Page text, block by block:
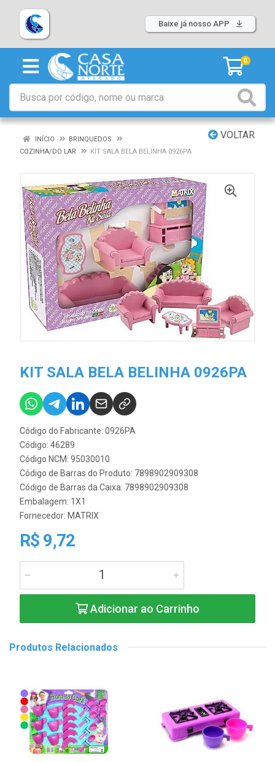
Baixe já nosso APP
0
VOLTAR
INÍCIO
BRINQUEDOS
COZINHA/DO LAR
KIT SALA BELA BELINHA 0926PA
KIT SALA BELA BELINHA 0926PA
Código do Fabricante: 0926PA
Código: 46289
Código NCM: 95030010
Código de Barras do Produto: 7898902909308
Código de Barras da Caixa: 7898902909308
Embalagem: 1X1
Fornecedor: MATRIX
R$ 9,72
Adicionar ao Carrinho
Produtos Relacionados